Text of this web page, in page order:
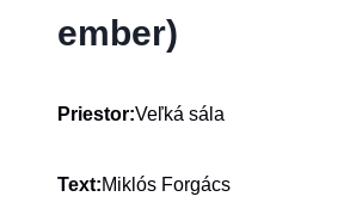
ember)
Priestor:Veľká sála
Text:Miklós Forgács